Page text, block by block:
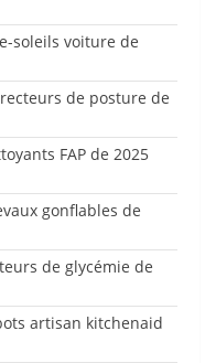
soleils voiture de
de posture de
FAP de 2025
gonflables de
de glycémie de
artisan kitchenaid